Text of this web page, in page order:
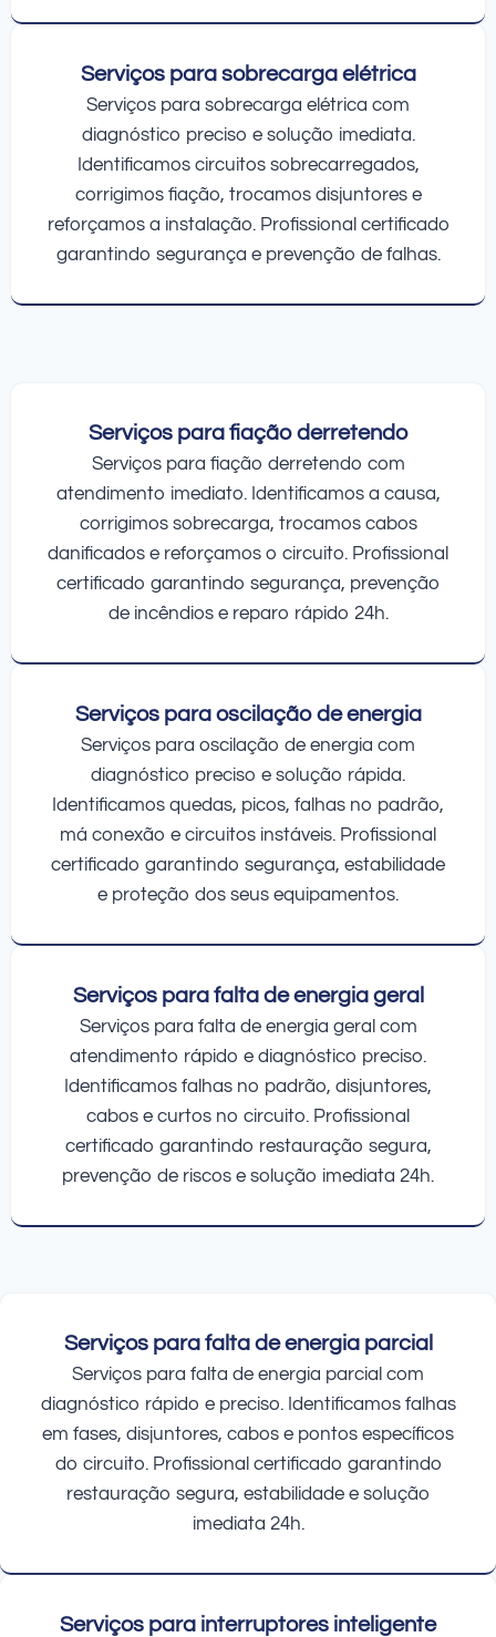
Serviços para sobrecarga elétrica
Serviços para sobrecarga elétrica com
diagnóstico preciso e solução imediata.
Identificamos circuitos sobrecarregados,
corrigimos fiação, trocamos disjuntores e
reforçamos a instalação. Profissional certificado
garantindo segurança e prevenção de falhas.
Serviços para fiação derretendo
Serviços para fiação derretendo com
atendimento imediato. Identificamos a causa,
corrigimos sobrecarga, trocamos cabos
danificados e reforçamos o circuito. Profissional
certificado garantindo segurança, prevenção
de incêndios e reparo rápido 24h.
Serviços para oscilação de energia
Serviços para oscilação de energia com
diagnóstico preciso e solução rápida.
Identificamos quedas, picos, falhas no padrão,
má conexão e circuitos instáveis. Profissional
certificado garantindo segurança, estabilidade
e proteção dos seus equipamentos.
Serviços para falta de energia geral
Serviços para falta de energia geral com
atendimento rápido e diagnóstico preciso.
Identificamos falhas no padrão, disjuntores,
cabos e curtos no circuito. Profissional
certificado garantindo restauração segura,
prevenção de riscos e solução imediata 24h.
Serviços para falta de energia parcial
Serviços para falta de energia parcial com
diagnóstico rápido e preciso. Identificamos falhas
em fases, disjuntores, cabos e pontos específicos
do circuito. Profissional certificado garantindo
restauração segura, estabilidade e solução
imediata 24h.
Serviços para interruptores inteligente